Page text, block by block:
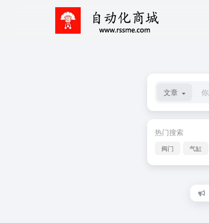
文章
热门搜索
阀门 气缸